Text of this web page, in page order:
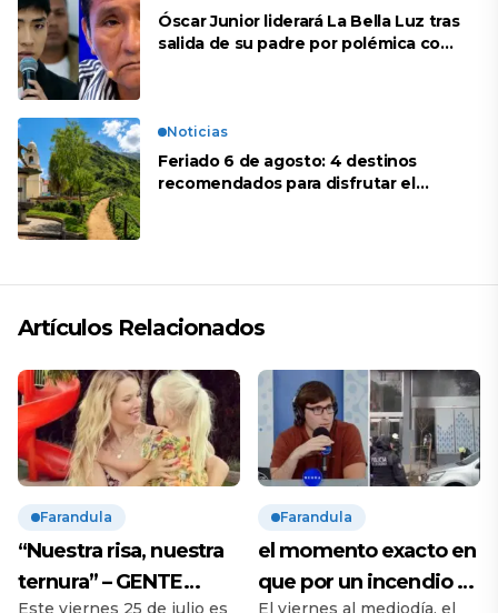
Óscar Junior liderará La Bella Luz tras
salida de su padre por polémica con
Noticias
Feriado 6 de agosto: 4 destinos
recomendados para disfrutar el
Artículos Relacionados
Farandula
“Nuestra risa, nuestra
ternura” – GENTE
Este viernes 25 de julio es
Farandula
el momento exacto en
que por un incendio se
El viernes al mediodía, el